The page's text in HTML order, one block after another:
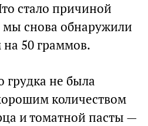
стало причиной
мы снова обнаружили
на 50 граммов.
грудка не была
количеством
и томатной пасты —